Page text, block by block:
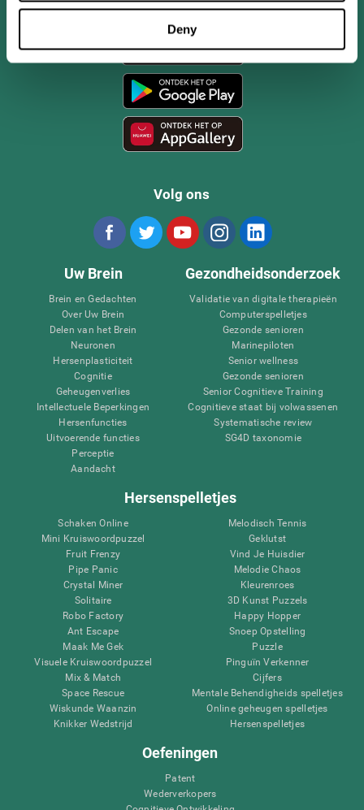
Deny
CogniFit App
Volg ons
Uw Brein
Brein en Gedachten
Over Uw Brein
Delen van het Brein
Neuronen
Hersenplasticiteit
Cognitie
Geheugenverlies
Intellectuele Beperkingen
Hersenfuncties
Uitvoerende functies
Perceptie
Aandacht
Gezondheidsonderzoek
Validatie van digitale therapieën
Computerspelletjes
Gezonde senioren
Marinepiloten
Senior wellness
Gezonde senioren
Senior Cognitieve Training
Cognitieve staat bij volwassenen
Systematische review
SG4D taxonomie
Hersenspelletjes
Schaken Online
Mini Kruiswoordpuzzel
Fruit Frenzy
Pipe Panic
Crystal Miner
Solitaire
Robo Factory
Ant Escape
Maak Me Gek
Visuele Kruiswoordpuzzel
Mix & Match
Space Rescue
Wiskunde Waanzin
Knikker Wedstrijd
Melodisch Tennis
Geklutst
Vind Je Huisdier
Melodie Chaos
Kleurenroes
3D Kunst Puzzels
Happy Hopper
Snoep Opstelling
Puzzle
Pinguïn Verkenner
Cijfers
Mentale Behendigheids spelletjes
Online geheugen spelletjes
Hersenspelletjes
Oefeningen
Patent
Wederverkopers